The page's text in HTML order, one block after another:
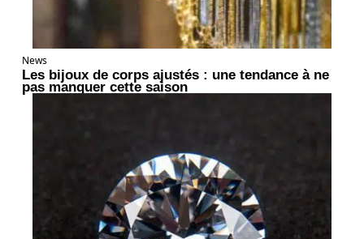
News
Les bijoux de corps ajustés : une tendance à ne
pas manquer cette saison